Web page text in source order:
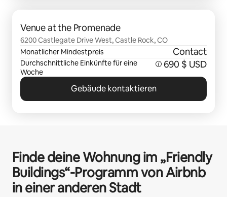
Venue at the Promenade
6200 Castlegate Drive West, Castle Rock, CO
Monatlicher Mindestpreis
Contact
Durchschnittliche Einkünfte für eine
Woche
690 $ USD
Gebäude kontaktieren
Finde deine Wohnung im „Friendly
Buildings“-Programm von Airbnb
in einer anderen Stadt